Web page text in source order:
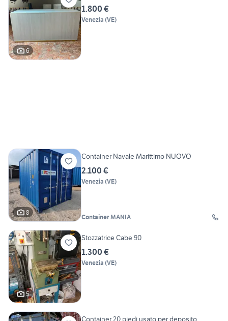
6
1.800 €
Venezia (VE)
8
Container Navale Marittimo NUOVO
2.100 €
Venezia (VE)
Container MANIA
5
Stozzatrice Cabe 90
1.300 €
Venezia (VE)
Container 20 piedi usato per deposito